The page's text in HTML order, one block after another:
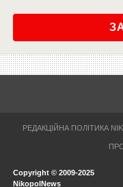
РЕДАКЦІЙНА ПОЛІТИКА
Copyright © 2009-2025
NikopolNews